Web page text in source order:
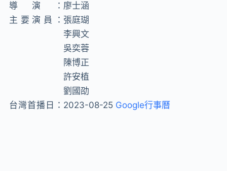
導演： 廖士涵
主要演員： 張庭瑚
李興文
吳奕蓉
陳博正
許安植
劉國劭
台灣首播日： 2023-08-25 Google行事曆